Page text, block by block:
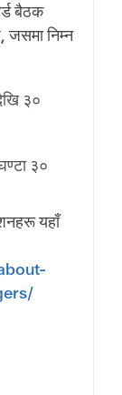
बैठक
जसमा निम्न
३०
३०
यहाँ